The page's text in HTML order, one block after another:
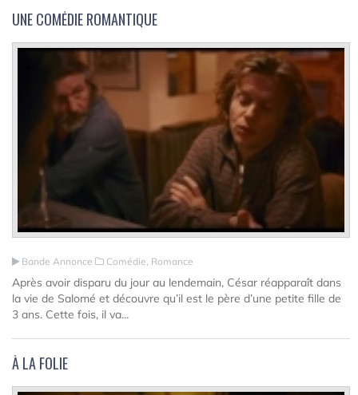
UNE COMÉDIE ROMANTIQUE
Bande Annonce Comédie, Romance
Après avoir disparu du jour au lendemain, César réapparaît dans
la vie de Salomé et découvre qu’il est le père d’une petite fille de
3 ans. Cette fois, il va...
À LA FOLIE